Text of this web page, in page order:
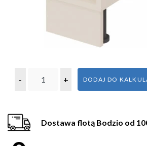
- + DODAJ DO
Dostawa flotą Bodzio od